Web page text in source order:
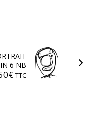
6 NB
€ TTC